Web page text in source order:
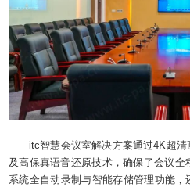
itc智慧会议室解决方案通过4K超
及高保真语音还原技术，确保了会议
系统全自动录制与智能存储管理功能